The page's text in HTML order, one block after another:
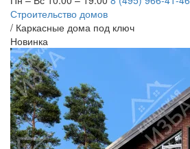
Строительство домов
/ Каркасные дома под ключ
Новинка